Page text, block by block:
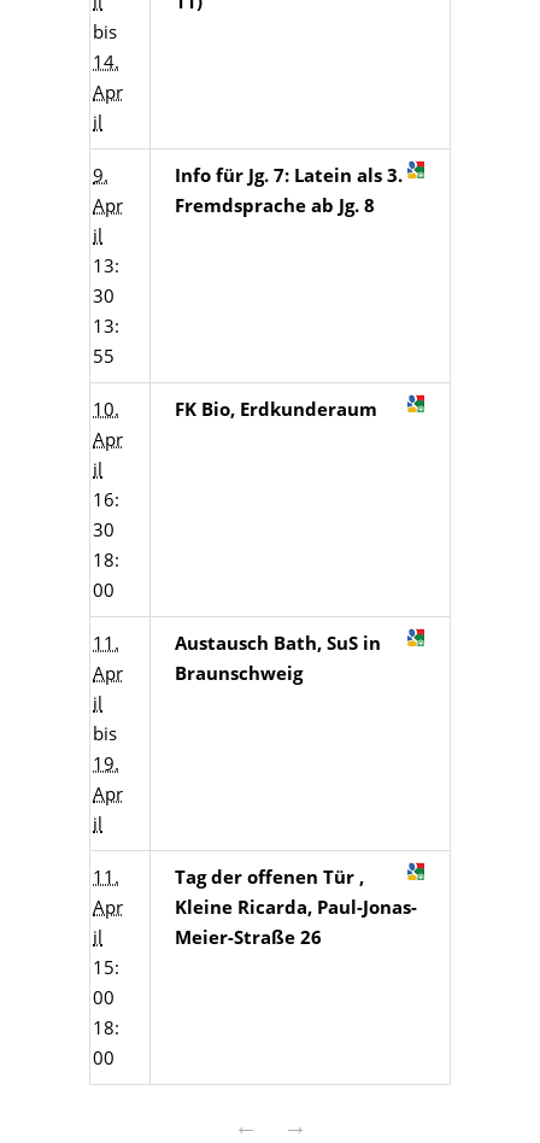
bis
14.
Apr
il
9.
Apr
il
13:
30
13:
55
Info für Jg. 7: Latein als 3.
Fremdsprache ab Jg. 8
10.
Apr
il
16:
30
18:
00
FK Bio, Erdkunderaum
11.
Apr
il
bis
19.
Apr
il
Austausch Bath, SuS in
Braunschweig
11.
Apr
il
15:
00
18:
00
Tag der offenen Tür ,
Kleine Ricarda, Paul-Jonas-
Meier-Straße 26
← →